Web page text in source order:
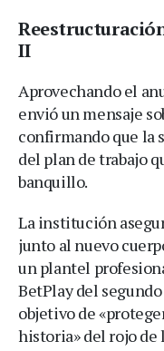
II
Aprovechando el
envió un mensaje
confirmando que la
del plan de trabajo
banquillo.
La institución
junto al nuevo
un plantel
BetPlay del
objetivo de
historia» del rojo de